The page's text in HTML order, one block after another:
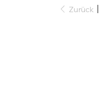
Zurück